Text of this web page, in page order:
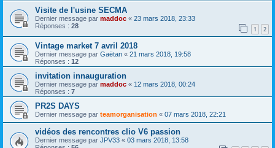
Visite de l'usine SECMA
Dernier message par maddoc « 23 mars 2018, 23:33
Réponses : 28 1 2
Vintage market 7 avril 2018
Dernier message par Gaëtan « 21 mars 2018, 19:58
Réponses : 12
invitation innauguration
Dernier message par maddoc « 12 mars 2018, 00:24
Réponses : 7
PR2S DAYS
Dernier message par teamorganisation « 07 mars 2018, 22:21
vidéos des rencontres clio V6 passion
Dernier message par JPV33 « 03 mars 2018, 13:58